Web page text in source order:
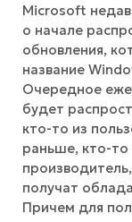
Microsoft
о начале
обновления,
название
Очередное
будет
кто-то из
раньше, кто-
получат
Причем для